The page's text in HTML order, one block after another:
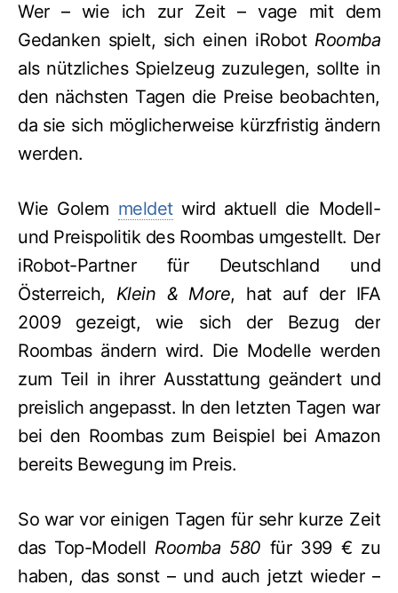
Wer – wie ich zur Zeit – vage mit dem
Gedanken spielt, sich einen iRobot Roomba
als nützliches Spielzeug zuzulegen, sollte in
den nächsten Tagen die Preise beobachten,
da sie sich möglicherweise kürzfristig ändern
werden.
Wie Golem meldetwird aktuell die Modell-
und Preispolitik des Roombas umgestellt. Der
iRobot-Partner für Deutschland und
Österreich, Klein & More, hat auf der IFA
2009 gezeigt, wie sich der Bezug der
Roombas ändern wird. Die Modelle werden
zum Teil in ihrer Ausstattung geändert und
preislich angepasst. In den letzten Tagen war
bei den Roombas zum Beispiel bei Amazon
bereits Bewegung im Preis.
So war vor einigen Tagen für sehr kurze Zeit
das Top-Modell Roomba 580 für 399 € zu
haben, das sonst – und auch jetzt wieder –